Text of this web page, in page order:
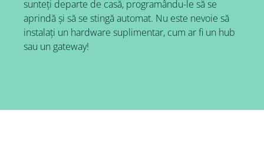
sunteți departe de casă, programându-le să se
aprindă și să se stingă automat. Nu este nevoie să
instalați un hardware suplimentar, cum ar fi un hub
sau un gateway!